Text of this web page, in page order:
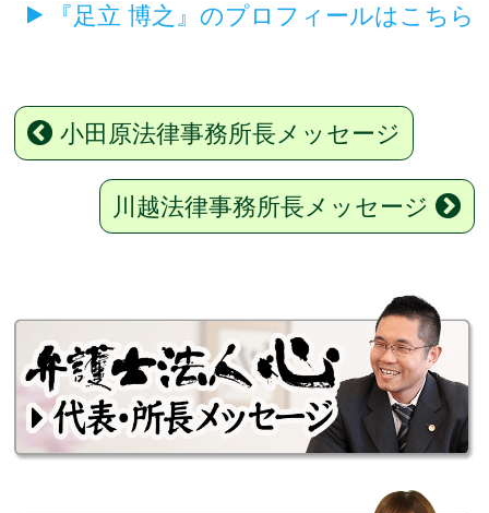
『足立 博之』のプロフィールはこちら
小田原法律事務所長メッセージ
川越法律事務所長メッセージ